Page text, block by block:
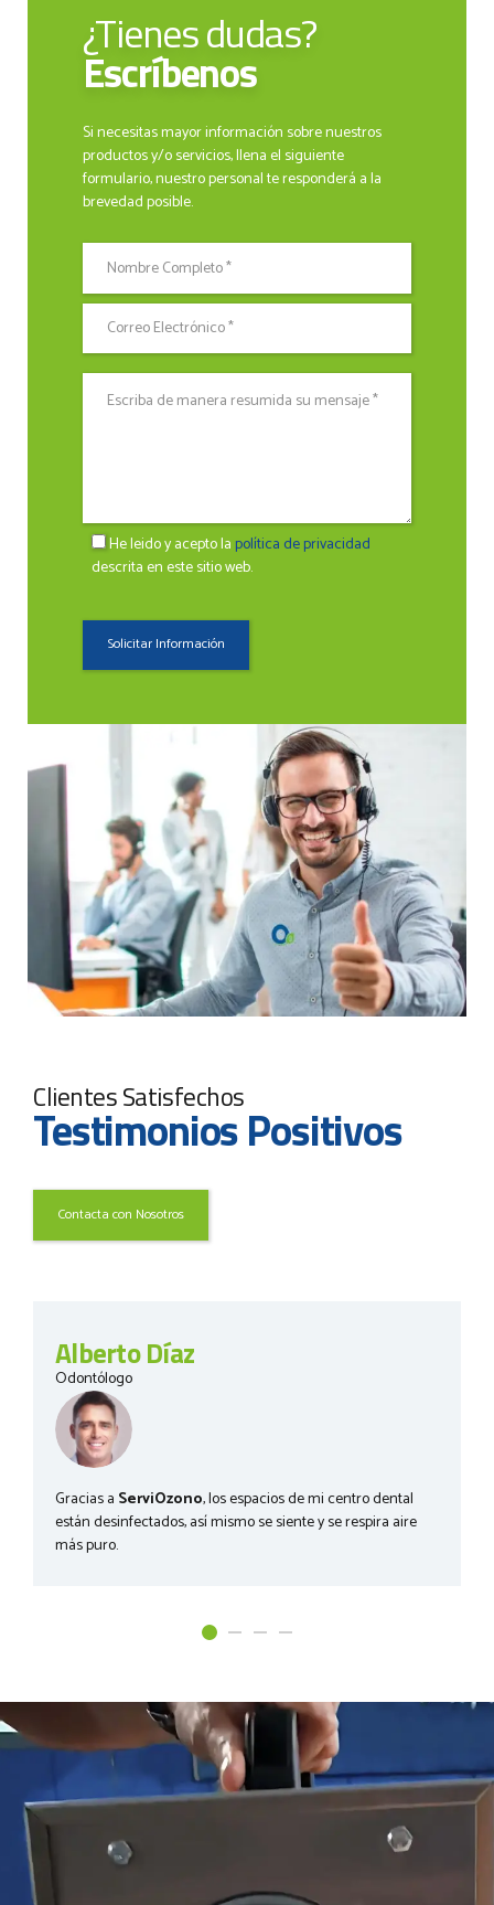
¿Tienes dudas?
Escríbenos
Si necesitas mayor información sobre nuestros
productos y/o servicios, llena el siguiente
formulario, nuestro personal te responderá a la
brevedad posible.
He leido y acepto la política de privacidad
descrita en este sitio web.
Clientes Satisfechos
Testimonios Positivos
Contacta con Nosotros
Alberto Díaz
Odontólogo
Gracias a ServiOzono, los espacios de mi centro dental
están desinfectados, así mismo se siente y se respira aire
más puro.